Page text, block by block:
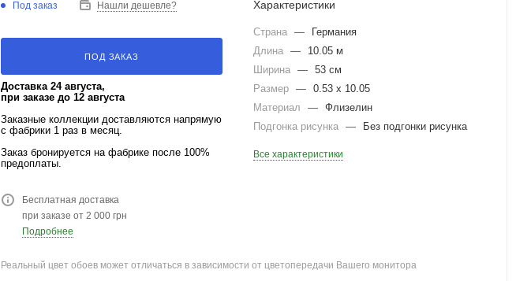
Под заказ Нашли дешевле?
ПОД ЗАКАЗ
Доставка 24 августа,
при заказе до 12 августа
Заказные коллекции доставляются напрямую
с фабрики 1 раз в месяц.
Заказ бронируется на фабрике после 100%
предоплаты.
Бесплатная доставка
при заказе от 2 000 грн
Подробнее
Характеристики
Страна —
Германия
Длина —
10.05 м
Ширина — 53 см
Размер — 0.53 x 10.05
Материал
— Флизелин
Подгонка рисунка — Без подгонки рисунка
Все характеристики
Реальный цвет обоев может отличаться в зависимости от цветопередачи Вашего монитора